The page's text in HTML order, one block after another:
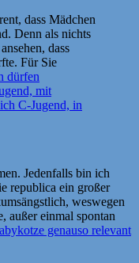
dass Mädchen
Denn als nichts
dass
Für Sie
dürfen
mit
C-Jugend, in
Jedenfalls bin ich
republica ein großer
weswegen
außer einmal spontan
genauso relevant